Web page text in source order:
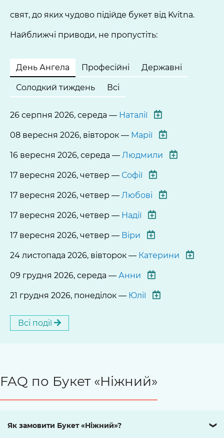
свят, до яких чудово підійде букет від Kvitna.
Найближчі приводи, не пропустіть:
День Ангела Професійні Державні
Солодкий тиждень Всі
26 серпня 2026, середа — Наталії
08 вересня 2026, вівторок — Марії
16 вересня 2026, середа — Людмили
17 вересня 2026, четвер — Софії
17 вересня 2026, четвер — Любові
17 вересня 2026, четвер — Надії
17 вересня 2026, четвер — Віри
24 листопада 2026, вівторок — Катерини
09 грудня 2026, середа — Анни
21 грудня 2026, понеділок — Юлії
Всі події
FAQ по Букет «Ніжний»
Як замовити Букет «Ніжний»? ❯